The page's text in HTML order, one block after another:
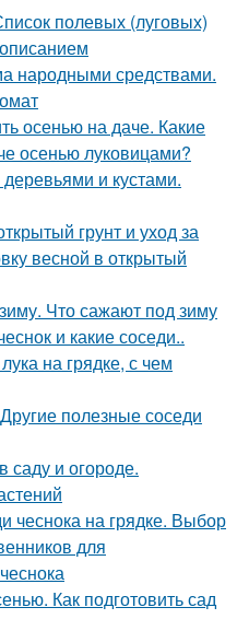
полевых (луговых)
народными средствами.
осенью на даче. Какие
осенью луковицами?
и кустами.
грунт и уход за
весной в открытый
Что сажают под зиму
и какие соседи..
на грядке, с чем
полезные соседи
саду и огороде.
чеснока на грядке. Выбор
для
Как подготовить сад